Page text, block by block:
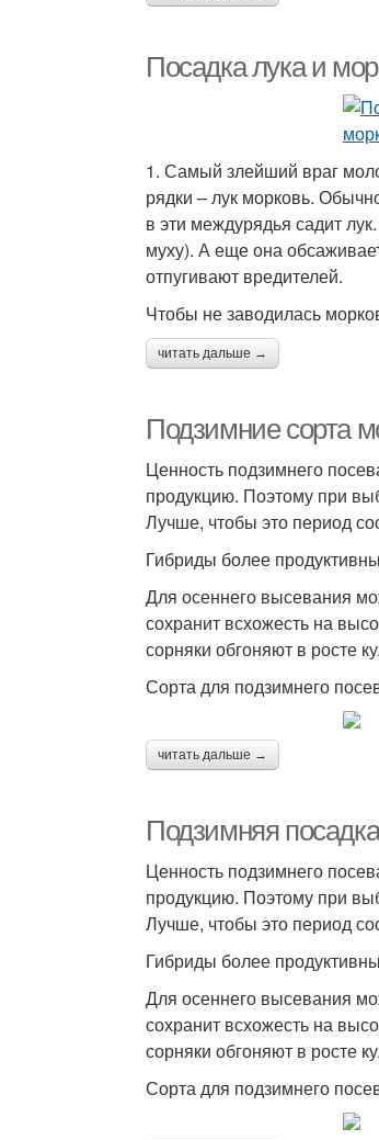
Посадка лука и
1. Самый злейший враг
рядки – лук морковь.
в эти междурядья садит
муху). А еще она
отпугивают вредителей.
Чтобы не заводилась
читать дальше →
Подзимние сорта
Ценность подзимнего
продукцию. Поэтому при
Лучше, чтобы это период
Гибриды более
Для осеннего высевания
сохранит всхожесть на
сорняки обгоняют в росте
Сорта для подзимнего
читать дальше →
Подзимняя
Ценность подзимнего
продукцию. Поэтому при
Лучше, чтобы это период
Гибриды более
Для осеннего высевания
сохранит всхожесть на
сорняки обгоняют в росте
Сорта для подзимнего